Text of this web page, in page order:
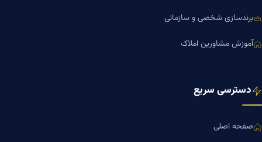
برندسازی شخصی و سازمانی
آموزش مشاورین املاک
دسترسی سریع
صفحه اصلی